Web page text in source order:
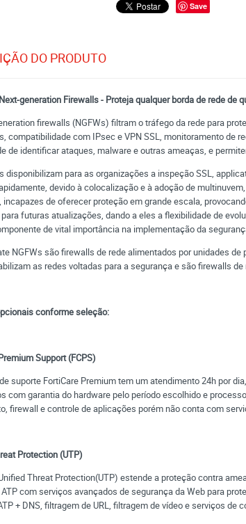
Save
DO PRODUTO
generation Firewalls - Proteja qualquer borda de rede de
firewalls (NGFWs) filtram o tráfego da rede para
compatibilidade com IPsec e VPN SSL, monitoramento de
de identificar ataques, malware e outras ameaças, e
disponibilizam para as organizações a inspeção SSL,
devido à colocalização e à adoção de
de oferecer proteção em grande escala,
futuras atualizações, dando a eles a flexibilidade de
de vital importância na implementação da
NGFWs são firewalls de rede alimentados por unidades
as redes voltadas para a segurança e são firewalls
conforme seleção:
Support (FCPS)
suporte FortiCare Premium tem um atendimento 24h por
com garantia do hardware pelo período escolhido e
firewall e controle de aplicações porém não conta com
Protection (UTP)
Threat Protection(UTP) estende a proteção contra
com serviços avançados de segurança da Web para
+ DNS, filtragem de URL, filtragem de vídeo e serviços de